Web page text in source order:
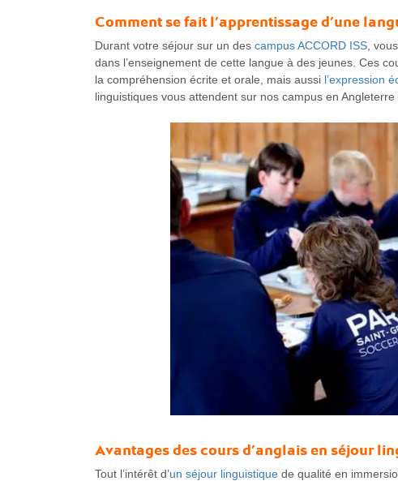
Comment se fait l’apprentissage d’une
Durant votre séjour sur un des campus ACCORD ISS ,
dans l’enseignement de cette langue à des jeunes. Ces
la compréhension écrite et orale, mais aussi l’expression
linguistiques vous attendent sur nos campus en
Avantages descours d’anglais en séjour
Tout l’intérêt d’un séjour linguistique de qualité en